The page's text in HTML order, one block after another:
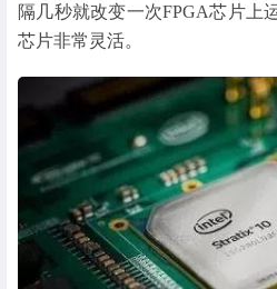
隔几秒就改变一次FPGA芯片上
芯片非常灵活。